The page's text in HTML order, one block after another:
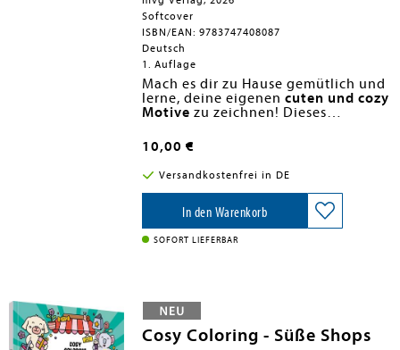
Softcover
ISBN/EAN: 9783747408087
Deutsch
1. Auflage
Mach es dir zu Hause gemütlich und
lerne, deine eigenencuten und cozy
Motivezu zeichnen! Dieses
Welt voller niedlicher Tiere und
gemütlicher Orte. Von Häschen bis
Eule, von Gartenidylle bis
Wohnzimmertraum - hier kannst du
selbst mit jedem Strich kleine
Wohlfühlmomente
entstehen lassen.
Mit klarenSchritt-für-Schritt-
Anleitungen,süßen Vorlagen
Kombinationen erstrahlen zu lassen.
Deiner Fantasie sind keine Grenzen
gesetzt! Ideal für alle, die gerne
beim Malen entspannenund Freude
10,00 €
Versandkostenfrei in DE
In den Warenkorb
SOFORT LIEFERBAR
Cosy Coloring - Süße Shops